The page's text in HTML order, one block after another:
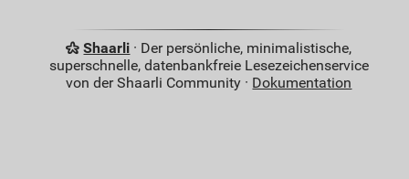
Shaarli · Der persönliche, minimalistische,
superschnelle, datenbankfreie Lesezeichenservice
von der Shaarli Community · Dokumentation